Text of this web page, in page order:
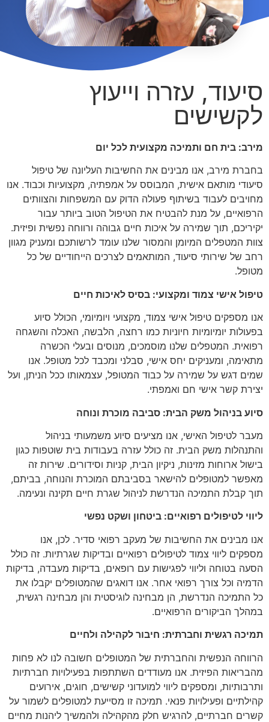
סיעוד, עזרה וייעוץ
לקשישים
מירב: בית חם ותמיכה מקצועית לכל יום
בחברת מירב, אנו מבינים את החשיבות העליונה של טיפול
סיעודי מותאם אישית, המבוסס על אמפתיה, מקצועיות וכבוד. אנו
מחויבים לעבוד בשיתוף פעולה הדוק עם המשפחות והצוותים
הרפואיים, על מנת להבטיח את הטיפול הטוב ביותר עבור
יקיריכם, תוך שמירה על איכות חיים גבוהה ורווחה נפשית ופיזית.
צוות המטפלים המיומן והמסור שלנו עומד לרשותכם ומעניק מגוון
רחב של שירותי סיעוד, המותאמים לצרכים הייחודיים של כל
מטופל.
טיפול אישי צמוד ומקצועי: בסיס לאיכות חיים
אנו מספקים טיפול אישי צמוד, מקצועי ויומיומי, הכולל סיוע
בפעולות יומיומיות חיוניות כמו רחצה, הלבשה, האכלה והשגחה
רפואית. המטפלים שלנו מוסמכים, מנוסים ובעלי הכשרה
מתאימה, ומעניקים יחס אישי, סבלני ומכבד לכל מטופל. אנו
שמים דגש על שמירה על כבוד המטופל, עצמאותו ככל הניתן, ועל
יצירת קשר אישי חם ואמפתי.
סיוע בניהול משק הבית: סביבה מוכרת ונוחה
מעבר לטיפול האישי, אנו מציעים סיוע משמעותי בניהול
והתנהלות משק הבית. זה כולל עזרה בעבודות בית שוטפות כגון
בישול ארוחות מזינות, ניקיון הבית, קניות וסידורים. שירות זה
מאפשר למטופלים להישאר בסביבתם המוכרת והנוחה, בביתם,
תוך קבלת התמיכה הנדרשת לניהול שגרת חיים תקינה ונעימה.
ליווי לטיפולים רפואיים: ביטחון ושקט נפשי
אנו מבינים את החשיבות של מעקב רפואי סדיר. לכן, אנו
מספקים ליווי צמוד לטיפולים רפואיים ובדיקות שגרתיות. זה כולל
הסעה בטוחה וליווי לפגישות עם רופאים, בדיקות מעבדה, בדיקות
הדמיה וכל צורך רפואי אחר. אנו דואגים שהמטופלים יקבלו את
כל התמיכה הנדרשת, הן מבחינה לוגיסטית והן מבחינה רגשית,
במהלך הביקורים הרפואיים.
תמיכה רגשית וחברתית: חיבור לקהילה ולחיים
הרווחה הנפשית והחברתית של המטופלים חשובה לנו לא פחות
מהבריאות הפיזית. אנו מעודדים השתתפות בפעילויות חברתיות
ותרבותיות, ומספקים ליווי למועדוני קשישים, חוגים, אירועים
קהילתיים ופעילויות פנאי. תמיכה זו מסייעת למטופלים לשמור על
קשרים חברתיים, להרגיש חלק מהקהילה ולהמשיך ליהנות מחיים